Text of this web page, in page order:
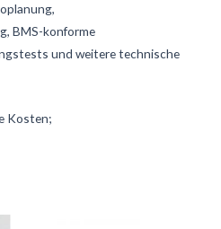
BMS-konforme
und weitere technische
Kosten;